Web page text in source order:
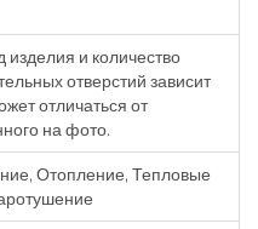
и количество
отверстий зависит
отличаться от
на фото.
Отопление, Тепловые